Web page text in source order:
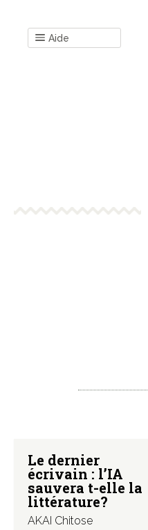
Aide
Le dernier
écrivain : l’IA
sauvera t-elle la
littérature?
AKAI Chitose